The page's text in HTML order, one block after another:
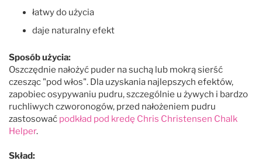
łatwy do użycia
daje naturalny efekt
Sposób użycia:
Oszczędnie nałożyć puder na suchą lub mokrą sierść
czesząc "pod włos". Dla uzyskania najlepszych efektów,
zapobiec osypywaniu pudru, szczególnie u żywych i bardzo
ruchliwych czworonogów, przed nałożeniem pudru
zastosować podkład pod kredę Chris Christensen Chalk
Helper.
Skład: